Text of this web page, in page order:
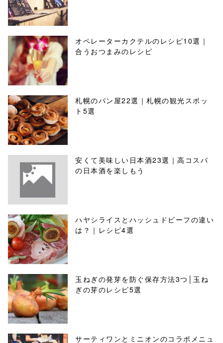
オペレーターカクテルのレシピ10選｜
合うおつまみのレシピ
札幌のパン屋22選｜札幌の観光スポッ
ト5選
安くて美味しい日本酒23選｜高コスパ
の日本酒を楽しもう
ハヤシライスとハッシュドビーフの違い
は？｜レシピ4選
玉ねぎの発芽を防ぐ保存方法3つ│玉ね
ぎの芽のレシピ5選
サーティワンとミニオンのコラボメニュ